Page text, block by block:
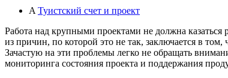
A Туистский счет и проект
Работа над крупными проектами не должна
из причин, по которой это не так, заключается в
Зачастую на эти проблемы легко не обращать
мониторинга состояния проекта и поддержания